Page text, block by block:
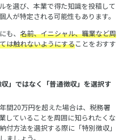
を選び、本業で得た知識を投稿して
人が特定される可能性もあります。
も、 名前、イニシャル、職業など周
は触れないようにすることをおすす
」ではなく「普通徴収」を選択す
間20万円を超えた場合は、税務署
していることを周囲に知られたくな
付方法を選択する際に「特別徴収」
ましょう。